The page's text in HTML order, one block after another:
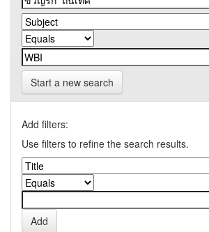
Start a new search
Add filters:
Use filters to refine the search results.